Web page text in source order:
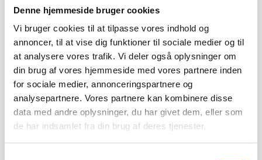
Denne hjemmeside bruger cookies
Vi bruger cookies til at tilpasse vores indhold og
annoncer, til at vise dig funktioner til sociale medier og til
at analysere vores trafik. Vi deler også oplysninger om
din brug af vores hjemmeside med vores partnere inden
for sociale medier, annonceringspartnere og
analysepartnere. Vores partnere kan kombinere disse
data med andre oplysninger, du har givet dem, eller som
de har indsamlet fra din brug af deres tjenester.
for at tage
veldokumenterede
strategiske beslutninger
og optimere interne
processer igennem
datavisualisering.
kontakt@virkplan.dk
Klik og kopiér email
Email blev kopieret!
Følg os
Kundecases
Nyheder
Events
Sider
API-